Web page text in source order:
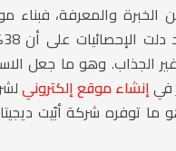
والمعرفة، فبناء
الجذاب. وهو ما جعل
فيإنشاء موقع إلكتروني
ما توفره شركة أبّيت